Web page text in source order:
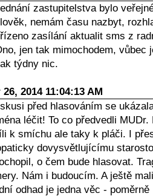
zastupitelstva bylo
nemám času nazbyt,
zasílání aktualit sms z
jen tak mimochodem,
týdny nic.
26, 2014 11:04:13 AM
před hlasováním se
léčit! To co předvedli
k smíchu ale taky k pláči. I
dovysvětlujícímu
o čem bude hlasovat.
Nám i budoucím. A ještě
odhad je jedna věc -